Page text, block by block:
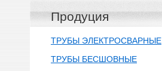
Продуция
ТРУБЫ ЭЛЕКТРОСВАРНЫЕ
ТРУБЫ БЕСШОВНЫЕ